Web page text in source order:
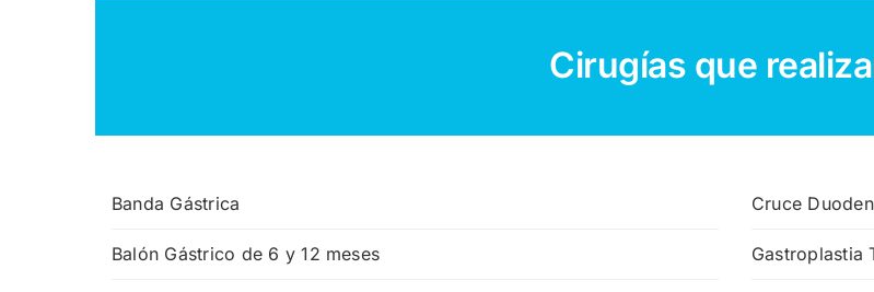
Cirugías que
Banda Gástrica
Balón Gástrico de 6 y 12 meses
Cruce
Gastroplastia